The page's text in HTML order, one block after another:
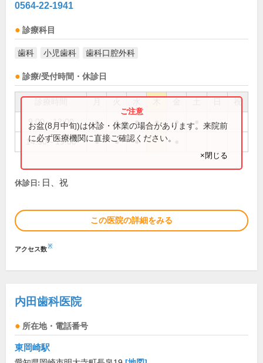
0564-22-1941
診療科目
歯科 小児歯科 歯科口腔外科
診療/受付時間・休診日
祝
9:00～12:00 ● ● ● ● ●
14:30～19:00 ● ● ●
お盆(8月中旬)は休診・休業の場合があります。来院前
に必ず医療機関に直接ご確認ください。
×閉じる
休診日: 日、祝
この医院の詳細をみる
アクセス数※
内田歯科医院
所在地・電話番号
東岡崎駅